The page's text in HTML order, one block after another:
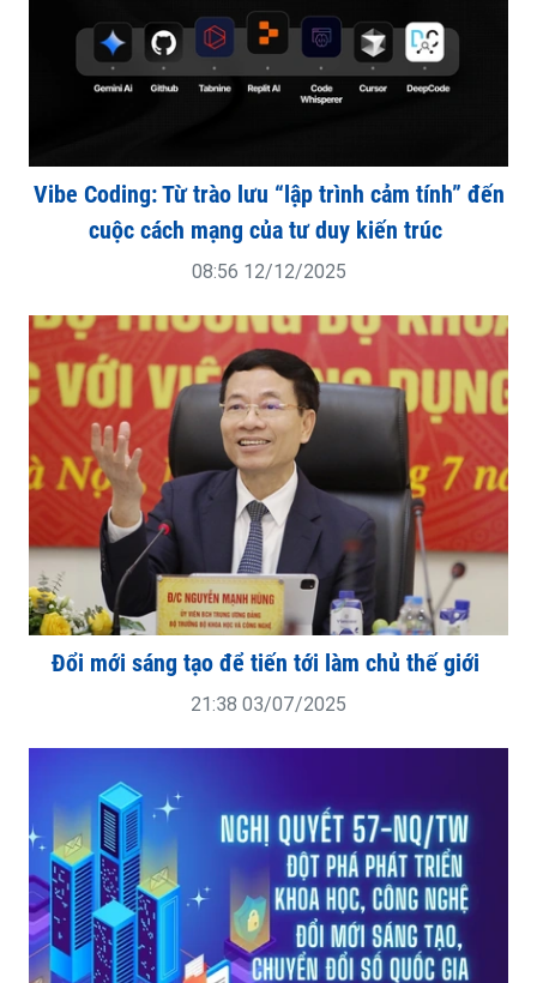
Vibe Coding: Từ trào lưu “lập trình cảm tính” đến
cuộc cách mạng của tư duy kiến trúc
08:56 12/12/2025
Đổi mới sáng tạo để tiến tới làm chủ thế giới
21:38 03/07/2025